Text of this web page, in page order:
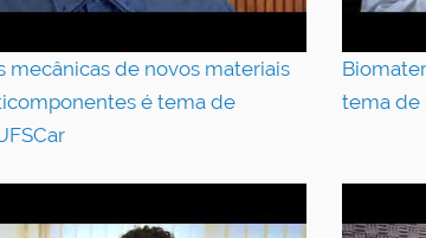
mecânicas de novos materiais
é tema de
tema de